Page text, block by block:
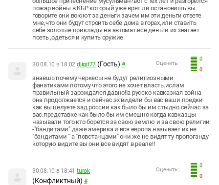
пожар войны в КБР который уже врят ли остановишь.вы
говорите они воюют за деньги зачем им эти деньги ответе
мне,что они будут строить себе дома в горах,или ставить
себе золотые приклады на автомат.все деньги их хватает
поеть ,одеться и купить оружие.
0
0
Оценить:
30.08.10 в 18:02 djigit77 (Гость) #
знаешь почему черкесы не будут религиозными
фанатиками потому что этого не хочет власть.ислам
правильный зарождался давно!!а русско-кавказкая война
она продолжается и сейчас.эх видели бы вас ваши предки
как вы целуете зад.россии как было бы им стыдно сейчас за
вас.представке как было бы им смешно когда кавказцы
называли того кто борется за свою землю и за свою религии
-"бандитами" даже америка и вся европа называет их не
"бандитами " а "повстанцами" они же не видят ту пропоганду
которую видите вы они все видят в реале!!
0
0
Оценить:
30.08.10 в 18:41 turok
(Конфликтный) #